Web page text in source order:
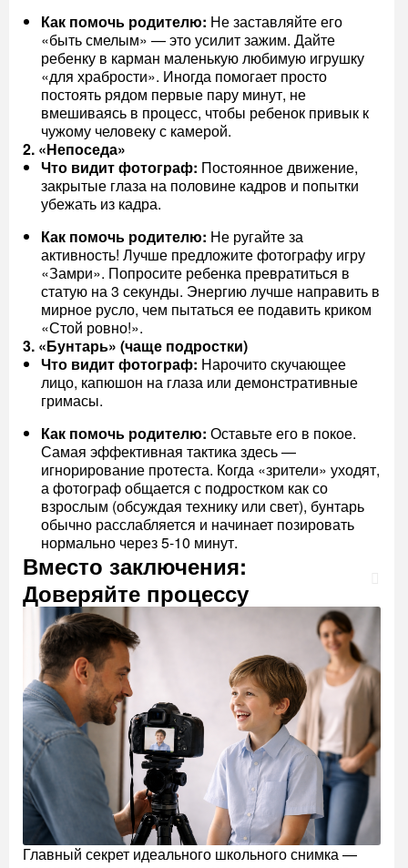
Как помочь родителю: Не заставляйте его
«быть смелым» — это усилит зажим. Дайте
ребенку в карман маленькую любимую игрушку
«для храбрости». Иногда помогает просто
постоять рядом первые пару минут, не
вмешиваясь в процесс, чтобы ребенок привык к
чужому человеку с камерой.
2. «Непоседа»
Что видит фотограф: Постоянное движение,
закрытые глаза на половине кадров и попытки
убежать из кадра.
Как помочь родителю: Не ругайте за
активность! Лучше предложите фотографу игру
«Замри». Попросите ребенка превратиться в
статую на 3 секунды. Энергию лучше направить в
мирное русло, чем пытаться ее подавить криком
«Стой ровно!».
3. «Бунтарь» (чаще подростки)
Что видит фотограф: Нарочито скучающее
лицо, капюшон на глаза или демонстративные
гримасы.
Как помочь родителю: Оставьте его в покое.
Самая эффективная тактика здесь —
игнорирование протеста. Когда «зрители» уходят,
а фотограф общается с подростком как со
взрослым (обсуждая технику или свет), бунтарь
обычно расслабляется и начинает позировать
нормально через 5-10 минут.
Вместо заключения:
Доверяйте процессу
Главный секрет идеального школьного снимка —